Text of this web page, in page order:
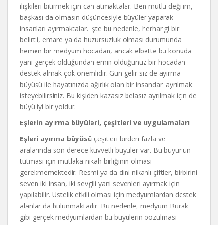
ilişkileri bitirmek için can atmaktalar. Ben mutlu değilim,
başkası da olmasın düşüncesiyle büyüler yaparak
insanları ayırmaktalar. İşte bu nedenle, herhangi bir
belirtli, emare ya da huzursuzluk olması durumunda
hemen bir medyum hocadan, ancak elbette bu konuda
yani gerçek olduğundan emin olduğunuz bir hocadan
destek almak çok önemlidir. Gün gelir siz de ayırma
büyüsü ile hayatınızda ağırlık olan bir insandan ayrılmak
isteyebilirsiniz. Bu kişiden kazasız belasız ayrılmak için de
büyü iyi bir yoldur.
Eşlerin ayırma büyüleri, çeşitleri ve uygulamaları
Eşleri ayırma büyüsü çeşitleri birden fazla ve
aralarında son derece kuvvetli büyüler var. Bu büyünün
tutması için mutlaka nikah birliğinin olması
gerekmemektedir. Resmi ya da dini nikahlı çiftler, birbirini
seven iki insan, iki sevgili yani sevenleri ayırmak için
yapılabilir. Üstelik etkili olması için medyumlardan destek
alanlar da bulunmaktadır. Bu nedenle, medyum Burak
gibi gerçek medyumlardan bu büyülerin bozulması